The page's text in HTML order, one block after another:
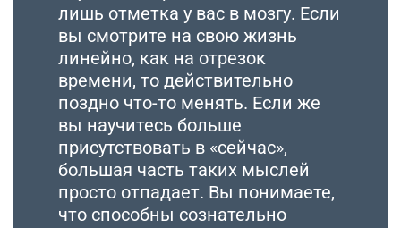
лишь отметка у вас в мозгу. Если
вы смотрите на свою жизнь
линейно, как на отрезок
времени, то действительно
поздно что-то менять. Если же
вы научитесь больше
присутствовать в «сейчас»,
большая часть таких мыслей
просто отпадает. Вы понимаете,
что способны сознательно